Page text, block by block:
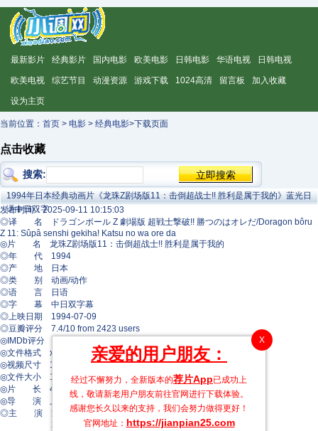
最新影片 经典影片 国内电影 欧美电影 日韩电影 华语电视 日韩电视
欧美电视 综艺节目 动漫资源 游戏下载 1024高清 留言板 加入收藏
设为主页
当前位置： 首页 > 电影 > 经典电影>下载页面
点击收藏
搜索:
X
亲爱的用户朋友：
经过不懈努力，全新版本的荐片App已成功上
线，敬请新老用户朋友前往官网进行下载体验。
感谢您长久以来的支持，我们会努力做得更好！
官网地址： https://jianpian25.com
1994年日本经典动画片《龙珠Z剧场版11：击倒超战士!! 胜利是属于我的》蓝光日
语中日双字
发布时间：2025-09-11 10:15:03
◎译 名 ドラゴンボール Z 劇場版 超戦士撃破!! 勝つのはオレだ/Doragon bôru
Z 11: Sûpâ senshi gekiha! Katsu no wa ore da
◎片 名 龙珠Z剧场版11：击倒超战士!! 胜利是属于我的
◎年 代 1994
◎产 地 日本
◎类 别 动画/动作
◎语 言 日语
◎字 幕 中日双字幕
◎上映日期 1994-07-09
◎豆瓣评分 7.4/10 from 2423 users
◎IMDb评分 5.8/10 from 6400 users
◎文件格式 x264 + ACC
◎视频尺寸 1920 x 1036
◎文件大小 1494 MB
◎片 长 46 Mins
◎导 演 上田芳裕
◎主 演 野泽雅子
草尾毅